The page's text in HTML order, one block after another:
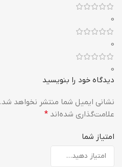
0
0
0
دیدگاه خود را بنویسید
نشانی ایمیل شما منتشر نخواهد شد.
علامت‌گذاری شده‌اند *
امتیاز شما